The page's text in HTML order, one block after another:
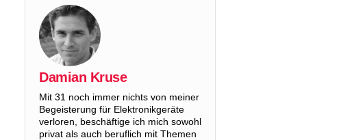
Damian Kruse
Mit 31 noch immer nichts von meiner
Begeisterung für Elektronikgeräte
verloren, beschäftige ich mich sowohl
privat als auch beruflich mit Themen